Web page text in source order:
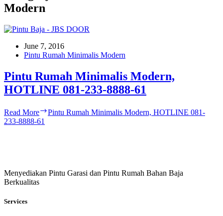
Modern
June 7, 2016
Pintu Rumah Minimalis Modern
Pintu Rumah Minimalis Modern,
HOTLINE 081-233-8888-61
Read More
Pintu Rumah Minimalis Modern, HOTLINE 081-
233-8888-61
Menyediakan Pintu Garasi dan Pintu Rumah Bahan Baja
Berkualitas
Services